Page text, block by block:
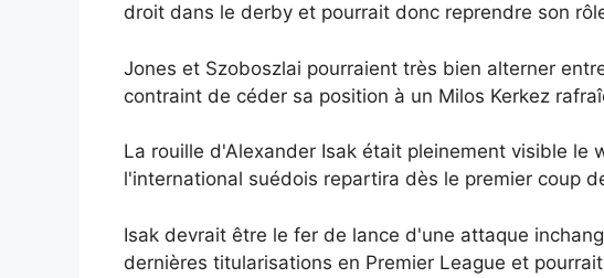
droit dans le derby et pourrait donc reprendre son
Jones et Szoboszlai pourraient très bien alterner
contraint de céder sa position à un Milos Kerkez
La rouille d'Alexander Isak était pleinement visible
l'international suédois repartira dès le premier coup
Isak devrait être le fer de lance d'une attaque
dernières titularisations en Premier League et